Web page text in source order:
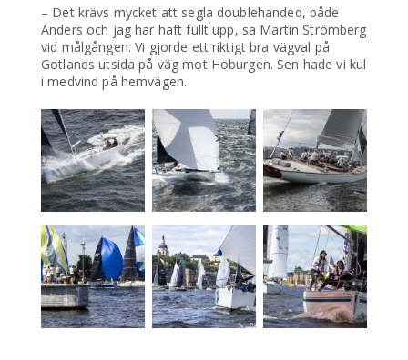
– Det krävs mycket att segla doublehanded, både
Anders och jag har haft fullt upp, sa Martin Strömberg
vid målgången. Vi gjorde ett riktigt bra vägval på
Gotlands utsida på väg mot Hoburgen. Sen hade vi kul
i medvind på hemvägen.